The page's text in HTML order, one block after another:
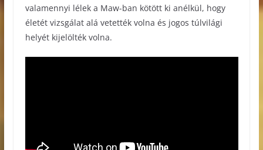
valamennyi lélek a Maw-ban kötött ki anélkül, hogy
életét vizsgálat alá vetették volna és jogos túlvilági
helyét kijelölték volna.